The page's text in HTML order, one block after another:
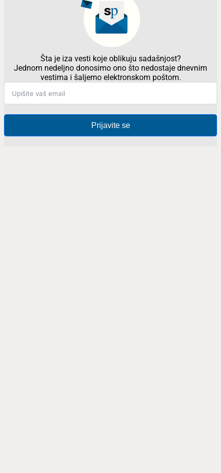
Šta je iza vesti koje oblikuju sadašnjost?
Jednom nedeljno donosimo ono što nedostaje dnevnim
vestima i šaljemo elektronskom poštom.
Prijavite se